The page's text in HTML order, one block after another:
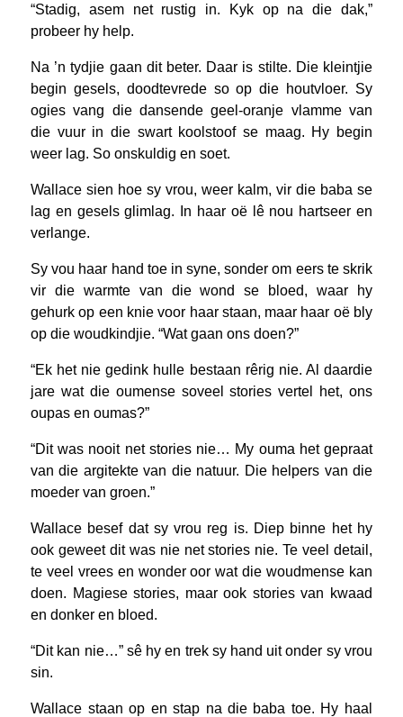
“Stadig, asem net rustig in. Kyk op na die dak,”
probeer hy help.
Na ’n tydjie gaan dit beter. Daar is stilte. Die kleintjie
begin gesels, doodtevrede so op die houtvloer. Sy
ogies vang die dansende geel-oranje vlamme van
die vuur in die swart koolstoof se maag. Hy begin
weer lag. So onskuldig en soet.
Wallace sien hoe sy vrou, weer kalm, vir die baba se
lag en gesels glimlag. In haar oë lê nou hartseer en
verlange.
Sy vou haar hand toe in syne, sonder om eers te skrik
vir die warmte van die wond se bloed, waar hy
gehurk op een knie voor haar staan, maar haar oë bly
op die woudkindjie. “Wat gaan ons doen?”
“Ek het nie gedink hulle bestaan rêrig nie. Al daardie
jare wat die oumense soveel stories vertel het, ons
oupas en oumas?”
“Dit was nooit net stories nie… My ouma het gepraat
van die argitekte van die natuur. Die helpers van die
moeder van groen.”
Wallace besef dat sy vrou reg is. Diep binne het hy
ook geweet dit was nie net stories nie. Te veel detail,
te veel vrees en wonder oor wat die woudmense kan
doen. Magiese stories, maar ook stories van kwaad
en donker en bloed.
“Dit kan nie…” sê hy en trek sy hand uit onder sy vrou
sin.
Wallace staan op en stap na die baba toe. Hy haal